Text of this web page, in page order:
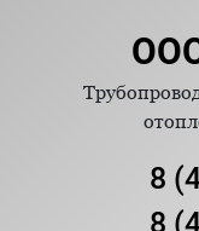
8
8